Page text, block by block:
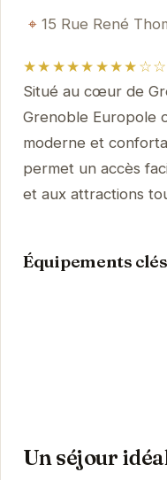
15 Rue René
★★★★★★★★☆☆
Situé au cœur de
Grenoble Europole
moderne et
permet un accès
et aux attractions
Équipements
Un séjour